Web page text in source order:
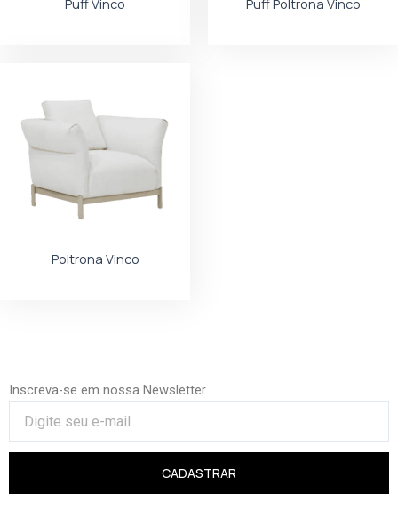
Puff Vinco Puff Poltrona Vinco
Poltrona Vinco
Inscreva-se em nossa Newsletter
CADASTRAR